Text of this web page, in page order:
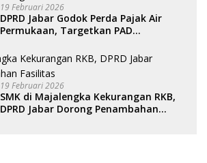
19 Februari 2026
DPRD Jabar Godok Perda Pajak Air
Permukaan, Targetkan PAD
19 Februari 2026
SMK di Majalengka Kekurangan RKB,
DPRD Jabar Dorong Penambahan